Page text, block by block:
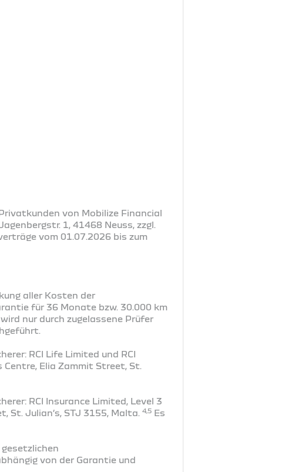
von Mobilize Financial
1, 41468 Neuss, zzgl.
vom 01.07.2026 bis zum
aller Kosten der
für 36 Monate bzw. 30.000 km
nur durch zugelassene Prüfer
RCI Life Limited und RCI
Centre, Elia Zammit Street, St.
RCI Insurance Limited, Level 3
St. Julian’s, STJ 3155, Malta.4,5 Es
von der Garantie und